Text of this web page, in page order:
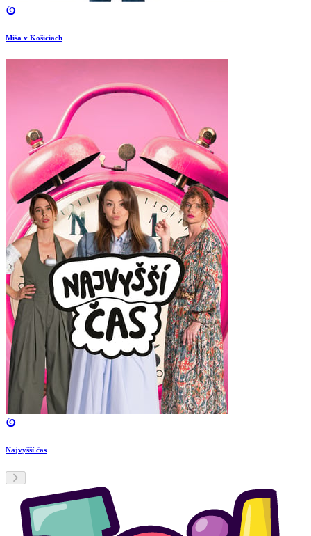
Miša v Košiciach
Najvyšší čas